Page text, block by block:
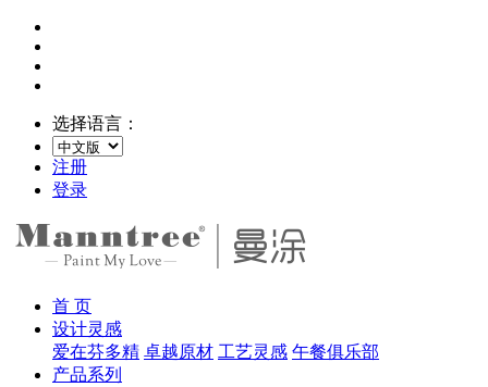
选择语言：
注册
登录
首 页
设计灵感
爱在芬多精 卓越原材 工艺灵感 午餐俱乐部
产品系列